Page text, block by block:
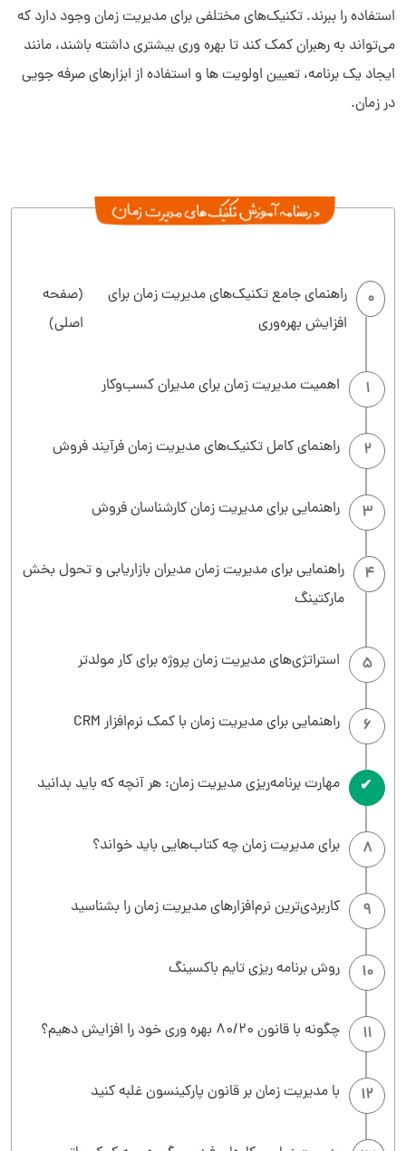
استفاده را ببرند. تکنیک‌های مختلفی برای مدیریت زمان وجود دارد که
می‌تواند به رهبران کمک کند تا بهره وری بیشتری داشته باشند، مانند
ایجاد یک برنامه، تعیین اولویت ها و استفاده از ابزارهای صرفه جویی
در زمان.
0
راهنمای جامع تکنیک‌های مدیریت زمان برای
افزایش بهره‌وری
(صفحه
اصلی)
1 اهمیت مدیریت زمان برای مدیران کسب‌وکار
2 راهنمای کامل تکنیک‌های مدیریت زمان فرآیند فروش
3 راهنمایی برای مدیریت زمان کارشناسان فروش
4
راهنمایی برای مدیریت زمان مدیران بازاریابی و تحول بخش
مارکتینگ
5 استراتژی‌های مدیریت زمان پروژه برای کار مولدتر
6 راهنمایی برای مدیریت زمان با کمک نرم‌افزار CRM
7 مهارت برنامه‌ریزی مدیریت زمان: هر آنچه که باید بدانید
8 برای مدیریت زمان چه کتاب‌هایی باید خواند؟
9 کاربردی‌ترین نرم‌افزارهای مدیریت زمان را بشناسید
10 روش برنامه ریزی تایم باکسینگ
11 چگونه با قانون 80/20 بهره وری خود را افزایش دهیم؟
12 با مدیریت زمان بر قانون پارکینسون غلبه کنید